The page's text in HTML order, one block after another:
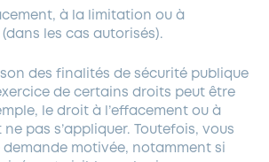
à la limitation ou à
(dans les cas autorisés).
des finalités de sécurité publique
de certains droits peut être
le droit à l’effacement ou à
ne pas s’appliquer. Toutefois, vous
demande motivée, notamment si
clic Mon compte